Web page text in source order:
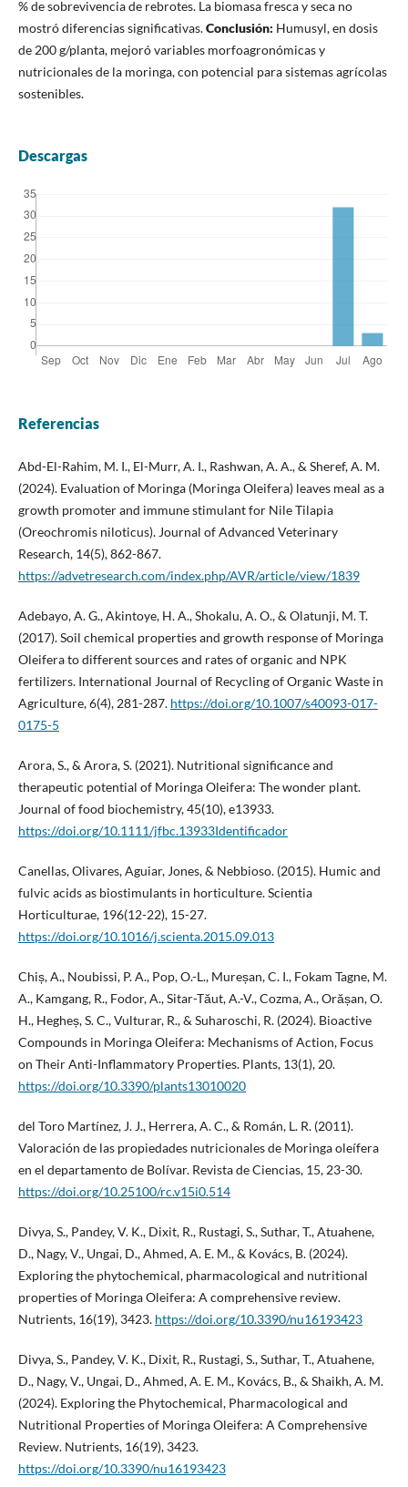
% de sobrevivencia de rebrotes. La biomasa fresca y seca no
mostró diferencias significativas.Conclusión: Humusyl, en dosis
de 200 g/planta, mejoró variables morfoagronómicas y
nutricionales de la moringa, con potencial para sistemas agrícolas
sostenibles.
Descargas
Referencias
Abd-El-Rahim, M. I., El-Murr, A. I., Rashwan, A. A., & Sheref, A. M.
(2024). Evaluation of Moringa (Moringa Oleifera) leaves meal as a
growth promoter and immune stimulant for Nile Tilapia
(Oreochromis niloticus). Journal of Advanced Veterinary
Research, 14(5), 862-867.
https://advetresearch.com/index.php/AVR/article/view/1839
Adebayo, A. G., Akintoye, H. A., Shokalu, A. O., & Olatunji, M. T.
(2017). Soil chemical properties and growth response of Moringa
Oleifera to different sources and rates of organic and NPK
fertilizers. International Journal of Recycling of Organic Waste in
Agriculture, 6(4), 281-287. https://doi.org/10.1007/s40093-017-
0175-5
Arora, S., & Arora, S. (2021). Nutritional significance and
therapeutic potential of Moringa Oleifera: The wonder plant.
Journal of food biochemistry, 45(10), e13933.
https://doi.org/10.1111/jfbc.13933Identificador
Canellas, Olivares, Aguiar, Jones, & Nebbioso. (2015). Humic and
fulvic acids as biostimulants in horticulture. Scientia
Horticulturae, 196(12-22), 15-27.
https://doi.org/10.1016/j.scienta.2015.09.013
Chiș, A., Noubissi, P. A., Pop, O.-L., Mureșan, C. I., Fokam Tagne, M.
A., Kamgang, R., Fodor, A., Sitar-Tăut, A.-V., Cozma, A., Orășan, O.
H., Hegheș, S. C., Vulturar, R., & Suharoschi, R. (2024). Bioactive
Compounds in Moringa Oleifera: Mechanisms of Action, Focus
on Their Anti-Inflammatory Properties. Plants, 13(1), 20.
https://doi.org/10.3390/plants13010020
del Toro Martínez, J. J., Herrera, A. C., & Román, L. R. (2011).
Valoración de las propiedades nutricionales de Moringa oleífera
en el departamento de Bolívar. Revista de Ciencias, 15, 23-30.
https://doi.org/10.25100/rc.v15i0.514
Divya, S., Pandey, V. K., Dixit, R., Rustagi, S., Suthar, T., Atuahene,
D., Nagy, V., Ungai, D., Ahmed, A. E. M., & Kovács, B. (2024).
Exploring the phytochemical, pharmacological and nutritional
properties of Moringa Oleifera: A comprehensive review.
Nutrients, 16(19), 3423. https://doi.org/10.3390/nu16193423
Divya, S., Pandey, V. K., Dixit, R., Rustagi, S., Suthar, T., Atuahene,
D., Nagy, V., Ungai, D., Ahmed, A. E. M., Kovács, B., & Shaikh, A. M.
(2024). Exploring the Phytochemical, Pharmacological and
Nutritional Properties of Moringa Oleifera: A Comprehensive
Review. Nutrients, 16(19), 3423.
https://doi.org/10.3390/nu16193423